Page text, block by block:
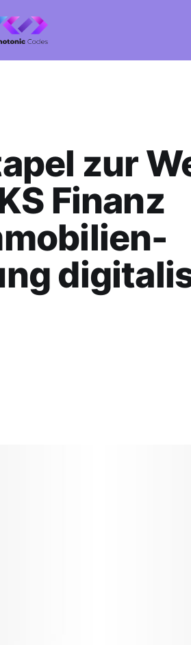
zur
Finanz